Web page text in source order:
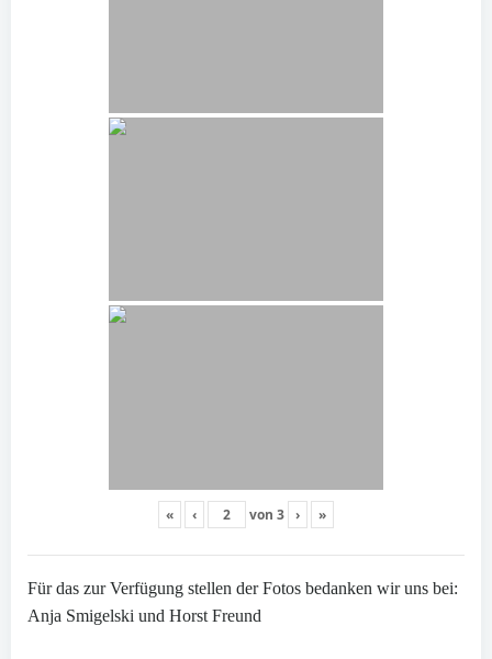
« ‹ von 3 › »
Für das zur Verfügung stellen der Fotos bedanken wir uns bei:
Anja Smigelski und Horst Freund